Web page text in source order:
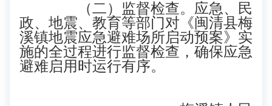
（二）监督检查。应急、民
政、地震、教育等部门对《闽清县梅
溪镇地震应急避难场所启动预案》实
施的全过程进行监督检查，确保应急
避难启用时运行有序。